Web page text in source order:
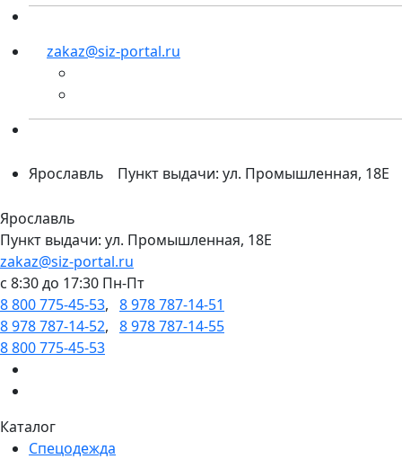
zakaz@siz-portal.ru
Ярославль Пункт выдачи: ул. Промышленная, 18Е
Ярославль
Пункт выдачи: ул. Промышленная, 18Е
zakaz@siz-portal.ru
c 8:30 до 17:30 Пн-Пт
8 800 775-45-53, 8 978 787-14-51
8 978 787-14-52, 8 978 787-14-55
8 800 775-45-53
Каталог
Спецодежда